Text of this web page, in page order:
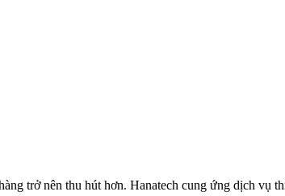
trở nên thu hút hơn. Hanatech cung ứng dịch vụ